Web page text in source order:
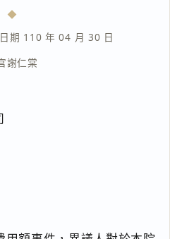
期 110 年 04 月 30 日
謝仁棠